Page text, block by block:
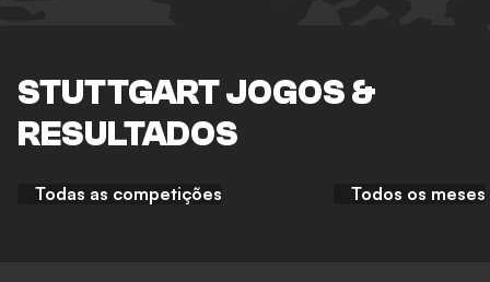
STUTTGART JOGOS &
RESULTADOS
Todas as competições Todos os meses